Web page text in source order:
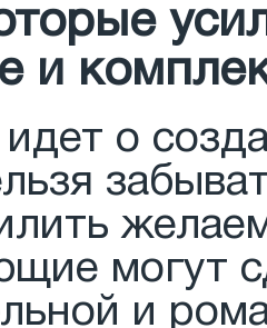
и
идет о
могут
и